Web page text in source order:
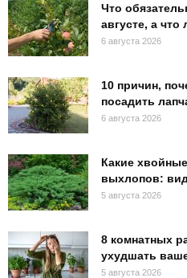
Что
августе, а что
6 августа 2026
10 причин,
посадить
6 августа 2026
Какие
выхлопов:
5 августа 2026
8 комнатных
ухудшать
5 августа 2026